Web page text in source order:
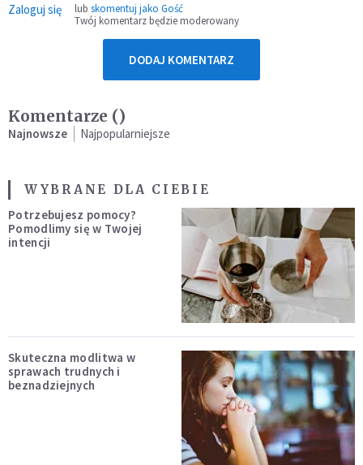
Zaloguj się lub skomentuj jako Gość
Twój komentarz będzie moderowany
DODAJ KOMENTARZ
Komentarze ()
Najnowsze Najpopularniejsze
WYBRANE DLA CIEBIE
Potrzebujesz pomocy?
Pomodlimy się w Twojej
intencji
Skuteczna modlitwa w
sprawach trudnych i
beznadziejnych